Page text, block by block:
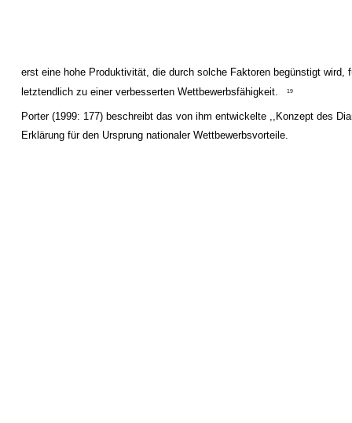
erst eine hohe Produktivität, die durch solche Faktoren begünstigt wird,
letztendlich zu einer verbesserten Wettbewerbsfähigkeit.
19
Porter (1999: 177) beschreibt das von ihm entwickelte ,,Konzept des
Erklärung für den Ursprung nationaler Wettbewerbsvorteile.